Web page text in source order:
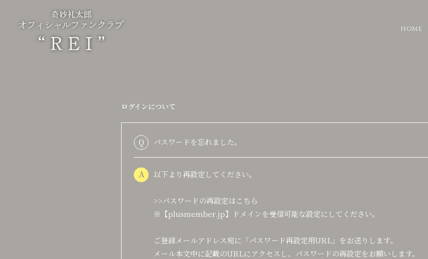
HOME
ログインについて
Q パスワードを忘れました。
A 以下より再設定してください。
>>パスワードの再設定はこちら
※【plusmember.jp】ドメインを受信可能な設定にしてください。
ご登録メールアドレス宛に「パスワード再設定用URL」をお送りします。
メール本文中に記載のURLにアクセスし、パスワードの再設定をお願いします。